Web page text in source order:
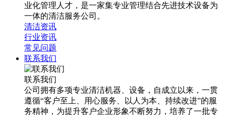
业化管理人才，是一家集专业管理结合先进技术设备为
一体的清洁服务公司。
清洁资讯
行业资讯
常见问题
联系我们
联系我们
公司拥有多项专业清洁机器、设备，自成立以来，一贯
遵循“客户至上、用心服务、以人为本、持续改进”的服
务精神，为提升客户企业形象不断努力，培养了一批专